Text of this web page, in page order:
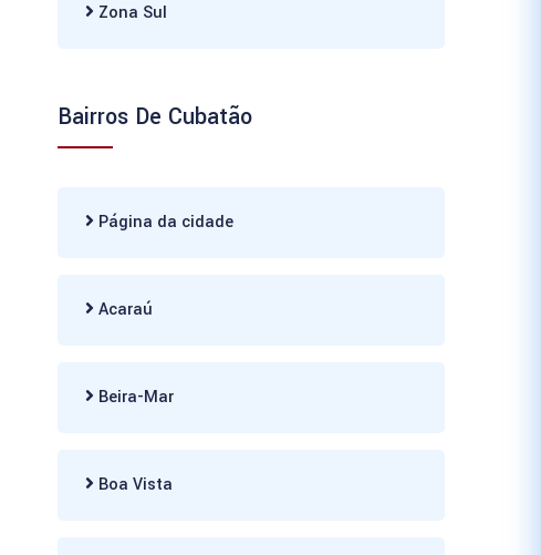
Zona Sul
Bairros De Cubatão
Página da cidade
Acaraú
Beira-Mar
Boa Vista